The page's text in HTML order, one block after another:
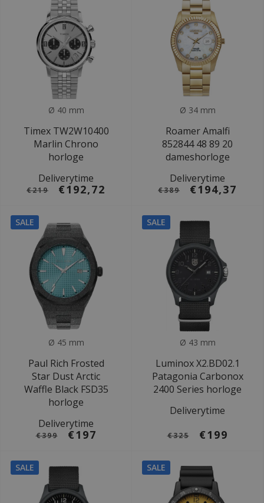
Ø 40 mm
Timex TW2W10400
Marlin Chrono
horloge
Deliverytime
€219 €192,72
Ø 34 mm
Roamer Amalfi
852844 48 89 20
dameshorloge
Deliverytime
€389 €194,37
SALE
Ø 45 mm
Paul Rich Frosted
Star Dust Arctic
Waffle Black FSD35
horloge
Deliverytime
€399 €197
SALE
Ø 43 mm
Luminox X2.BD02.1
Patagonia Carbonox
2400 Series horloge
Deliverytime
€325 €199
SALE SALE